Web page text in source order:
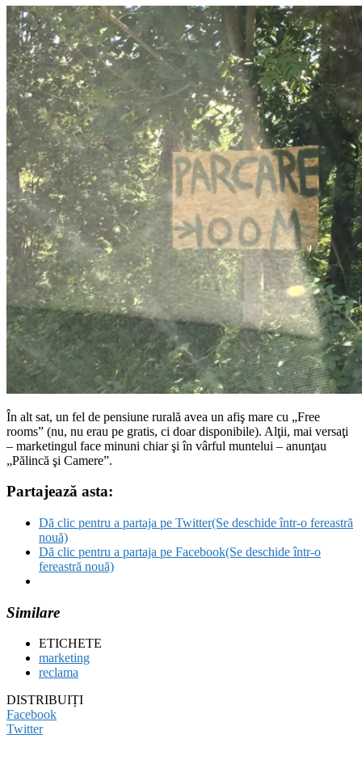
În alt sat, un fel de pensiune rurală avea un afiş mare cu „Free
rooms” (nu, nu erau pe gratis, ci doar disponibile). Alţii, mai versaţi
– marketingul face minuni chiar şi în vârful muntelui – anunţau
„Pălincă şi Camere”.
Partajează asta:
Dă clic pentru a partaja pe Twitter(Se deschide într-o fereastră
nouă)
Dă clic pentru a partaja pe Facebook(Se deschide într-o
fereastră nouă)
Similare
ETICHETE
marketing
reclama
DISTRIBUIȚI
Facebook
Twitter